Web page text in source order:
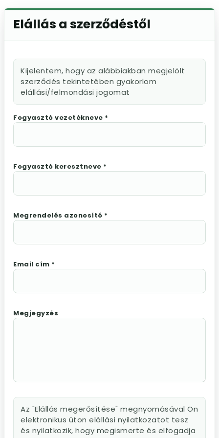
Elállás a szerződéstől
Kijelentem, hogy az alábbiakban megjelölt
szerződés tekintetében gyakorlom
elállási/felmondási jogomat
Fogyasztó vezetékneve *
Fogyasztó keresztneve *
Megrendelés azonosító *
Email cím *
Megjegyzés
Az "Elállás megerősítése" megnyomásával Ön
elektronikus úton elállási nyilatkozatot tesz
és nyilatkozik, hogy megismerte és elfogadja